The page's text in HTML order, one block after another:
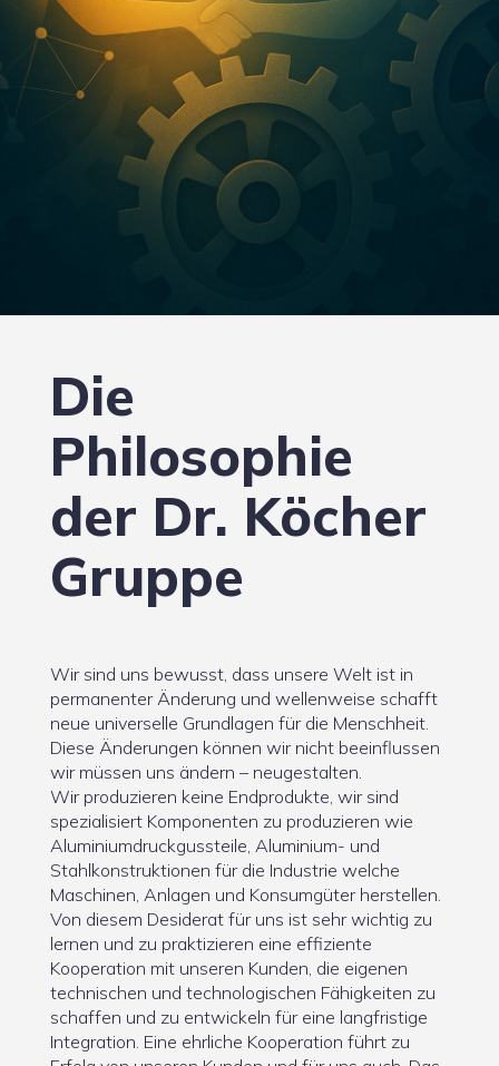
Die
Philosophie
der Dr. Köcher
Gruppe
Wir sind uns bewusst, dass unsere Welt ist in
permanenter Änderung und wellenweise schafft
neue universelle Grundlagen für die Menschheit.
Diese Änderungen können wir nicht beeinflussen
wir müssen uns ändern – neugestalten.
Wir produzieren keine Endprodukte, wir sind
spezialisiert Komponenten zu produzieren wie
Aluminiumdruckgussteile, Aluminium- und
Stahlkonstruktionen für die Industrie welche
Maschinen, Anlagen und Konsumgüter herstellen.
Von diesem Desiderat für uns ist sehr wichtig zu
lernen und zu praktizieren eine effiziente
Kooperation mit unseren Kunden, die eigenen
technischen und technologischen Fähigkeiten zu
schaffen und zu entwickeln für eine langfristige
Integration. Eine ehrliche Kooperation führt zu